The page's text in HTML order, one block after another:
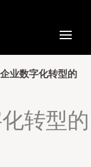
业数字化转型的
转型的